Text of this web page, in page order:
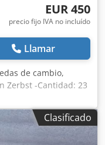
EUR 450
precio fijo IVA no incluído
Llamar
de cambio,
Zerbst -Cantidad: 23
Sikms Alnerf -
144 kg
Clasificado